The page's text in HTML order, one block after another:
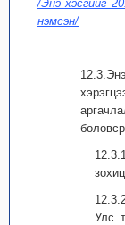
/Энэ хэсгийг
нэмсэн/
Улс